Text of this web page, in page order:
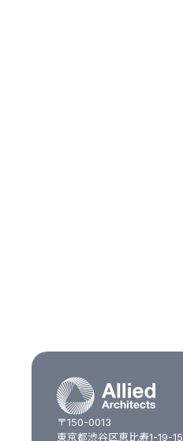
〒150-0013
東京都渋谷区恵比寿1-19-15